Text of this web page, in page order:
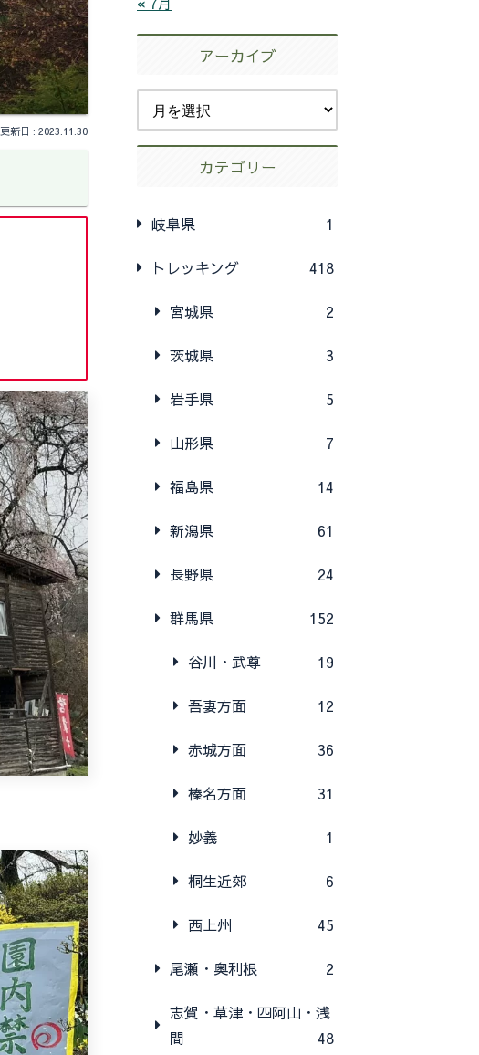
2023.11.30
アーカイブ
カテゴリー
岐阜県 1
トレッキング 418
宮城県 2
茨城県 3
岩手県 5
山形県 7
福島県 14
新潟県 61
長野県 24
群馬県 152
谷川・武尊 19
吾妻方面 12
赤城方面 36
榛名方面 31
妙義 1
桐生近郊 6
西上州 45
尾瀬・奥利根 2
志賀・草津・四阿山・浅
間
48